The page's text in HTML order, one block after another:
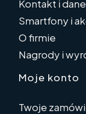
Kontakt i
Smartfony i
O firmie
Nagrody i
Moje konto
Twoje